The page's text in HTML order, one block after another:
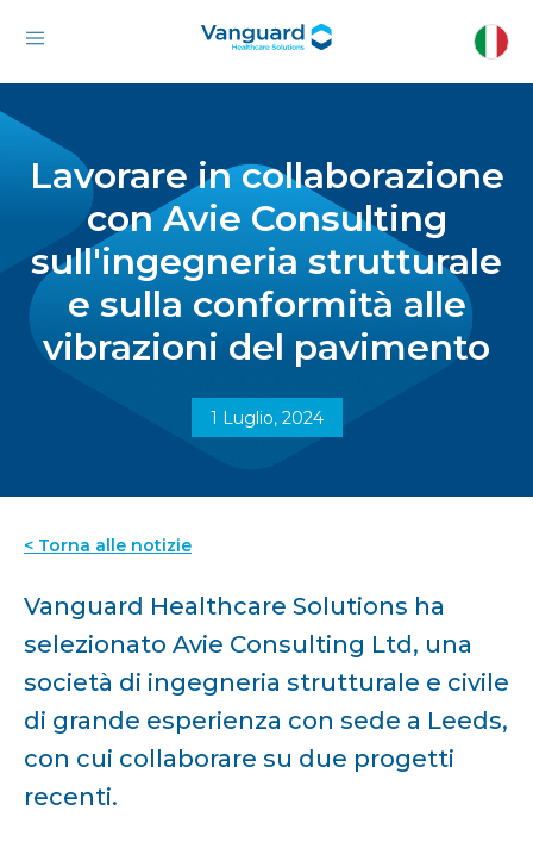
Lavorare in collaborazione
con Avie Consulting
sull'ingegneria strutturale
e sulla conformità alle
vibrazioni del pavimento
1 Luglio, 2024
< Torna alle notizie
Vanguard Healthcare Solutions ha
selezionato Avie Consulting Ltd, una
società di ingegneria strutturale e civile
di grande esperienza con sede a Leeds,
con cui collaborare su due progetti
recenti.